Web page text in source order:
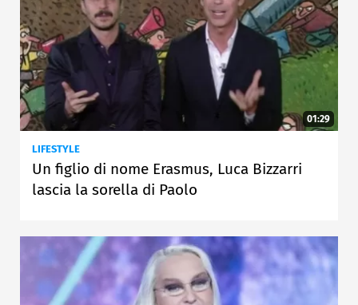
01:29
LIFESTYLE
Un figlio di nome Erasmus, Luca Bizzarri
lascia la sorella di Paolo